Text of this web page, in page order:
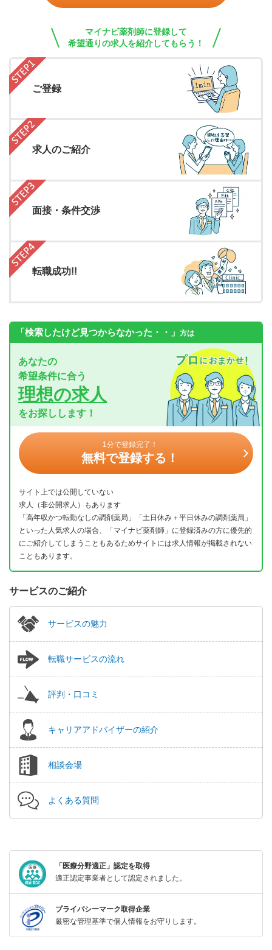
マイナビ薬剤師に登録して
希望通りの求人を紹介してもらう！
ご登録
求人のご紹介
面接・条件交渉
転職成功!!
「検索したけど見つからなかった・・」 方は
あなたの
希望条件に合う
理想の求人
をお探しします！
1分で登録完了！
無料で登録する！
サイト上では公開していない
求人（非公開求人）もあります
「高年収かつ転勤なしの調剤薬局」「土日休み＋平日休みの調剤薬局」
といった人気求人の場合、「マイナビ薬剤師」に登録済みの方に優先的
にご紹介してしまうこともあるためサイトには求人情報が掲載されない
こともあります。
サービスのご紹介
サービスの魅力
転職サービスの流れ
評判・口コミ
キャリアアドバイザーの紹介
相談会場
よくある質問
「医療分野適正」認定を取得
適正認定事業者として認定されました。
プライバシーマーク取得企業
厳密な管理基準で個人情報をお守りします。